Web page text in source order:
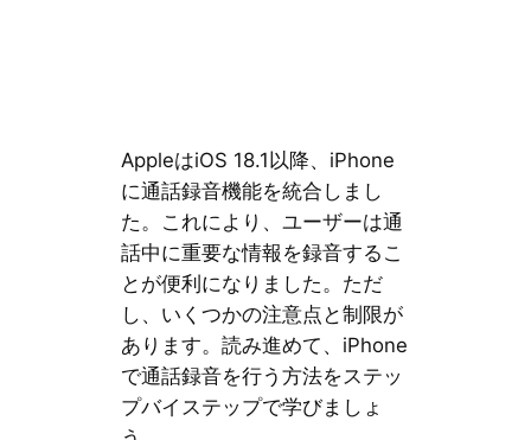
AppleはiOS 18.1以降、iPhone
に通話録音機能を統合しまし
た。これにより、ユーザーは通
話中に重要な情報を録音するこ
とが便利になりました。ただ
し、いくつかの注意点と制限が
あります。読み進めて、iPhone
で通話録音を行う方法をステッ
プバイステップで学びましょ